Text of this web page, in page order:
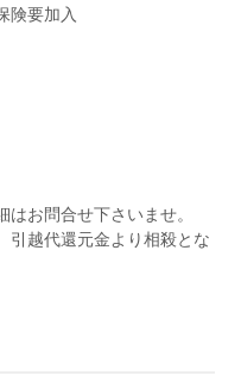
要加入
お問合せ下さいませ。
引越代還元金より相殺とな